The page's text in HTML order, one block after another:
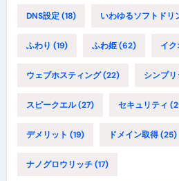
DNS設定(18) いわゆるソフトドリ
ふわり (19) ふわ姫(62) イク
ウェブホスティング(22) シンプリ
スピークエル(27) セキュリティ
デメリット (19) ドメイン取得(25)
ナノグロウリッチ(17)